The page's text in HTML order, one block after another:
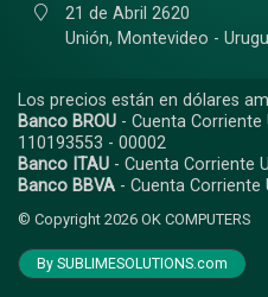
21 de Abril 2620
Unión, Montevideo -
Los precios están en dólares
Banco BROU - Cuenta Corriente
110193553 - 00002
Banco ITAU - Cuenta Corriente
Banco BBVA - Cuenta Corriente
© Copyright 2026 OK COMPUTERS
By SUBLIMESOLUTIONS.com